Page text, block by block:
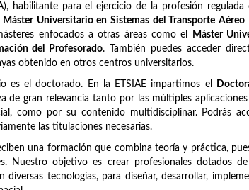
habilitante para el ejercicio de la profesión
Máster Universitario en Sistemas del Transporte Aéreo
enfocados a otras áreas como el Máster
del Profesorado. También puedes acceder
obtenido en otros centros universitarios.
es el doctorado. En la ETSIAE impartimos el
de gran relevancia tanto por las múltiples
como por su contenido multidisciplinar. Podrás
las titulaciones necesarias.
una formación que combina teoría y práctica,
Nuestro objetivo es crear profesionales dotados
diversas tecnologías, para diseñar, desarrollar,